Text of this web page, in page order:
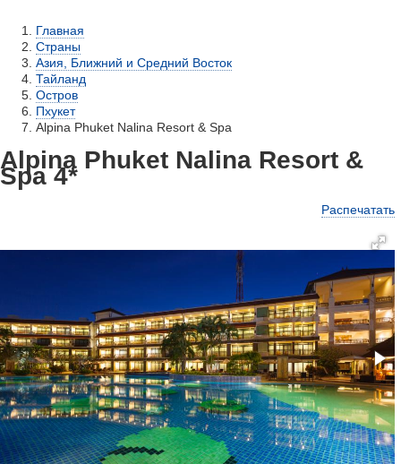
Главная
Страны
Азия, Ближний и Средний Восток
Тайланд
Остров
Пхукет
Alpina Phuket Nalina Resort & Spa
Alpina Phuket Nalina Resort &
Spa 4*
Распечатать